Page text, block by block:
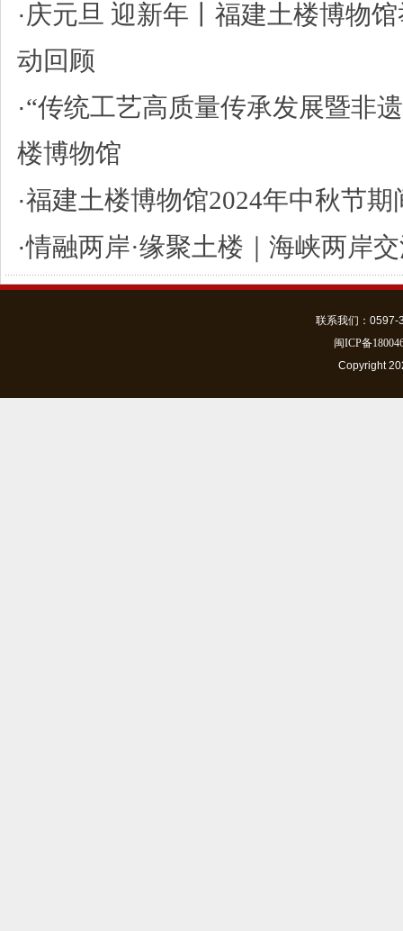
·庆元旦 迎新年丨福建土楼博物
动回顾
·“传统工艺高质量传承发展暨非
楼博物馆
·福建土楼博物馆2024年中秋节期
·情融两岸·缘聚土楼｜海峡两岸
联系我们：0597-
闽ICP备
Copyright